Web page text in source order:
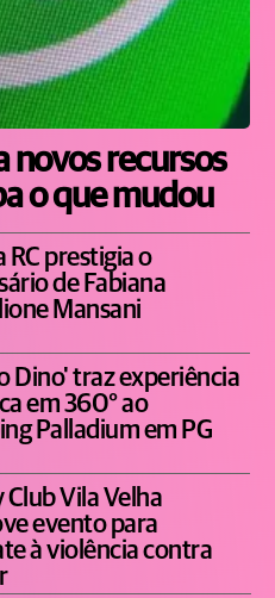
novos recursos
o que mudou
RC prestigia o
de Fabiana
Mansani
Dino' traz experiência
em 360° ao
Palladium em PG
Club Vila Velha
evento para
à violência contra